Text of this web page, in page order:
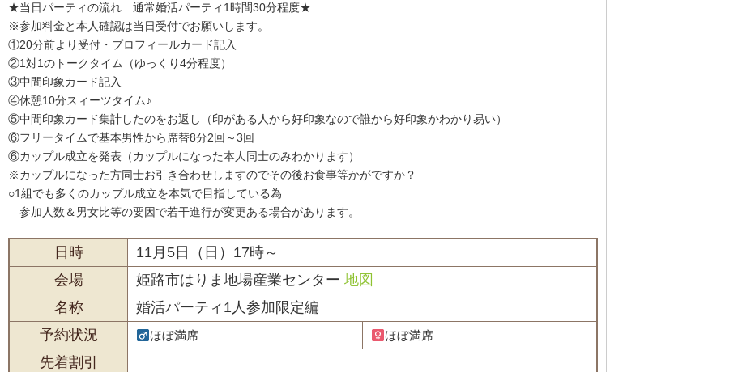
★当日パーティの流れ 通常婚活パーティ1時間30分程度★
※参加料金と本人確認は当日受付でお願いします。
①20分前より受付・プロフィールカード記入
②1対1のトークタイム（ゆっくり4分程度）
③中間印象カード記入
④休憩10分スィーツタイム♪
⑤中間印象カード集計したのをお返し（印がある人から好印象なので誰から好印象かわかり易い）
⑥フリータイムで基本男性から席替8分2回～3回
⑥カップル成立を発表（カップルになった本人同士のみわかります）
※カップルになった方同士お引き合わせしますのでその後お食事等かがですか？
○1組でも多くのカップル成立を本気で目指している為
参加人数＆男女比等の要因で若干進行が変更ある場合があります。
日時
11月5日（日）17時～
会場
姫路市はりま地場産業センター 地図
名称
婚活パーティ1人参加限定編
予約状況
ほぼ満席 ほぼ満席
先着割引